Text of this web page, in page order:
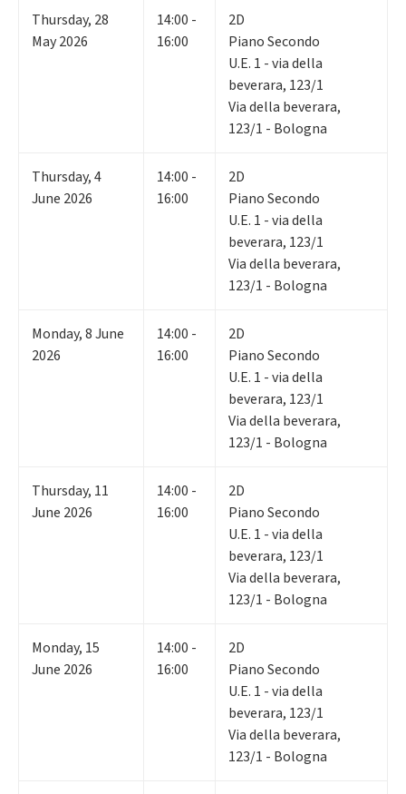
Thursday, 28
May 2026
14:00 -
16:00
2D
Piano Secondo
U.E. 1 - via della
beverara, 123/1
Via della beverara,
123/1 - Bologna
Thursday,4
June 2026
14:00 -
16:00
2D
Piano Secondo
U.E. 1 - via della
beverara, 123/1
Via della beverara,
123/1 - Bologna
Monday,8June
2026
14:00 -
16:00
2D
Piano Secondo
U.E. 1 - via della
beverara, 123/1
Via della beverara,
123/1 - Bologna
Thursday, 11
June 2026
14:00 -
16:00
2D
Piano Secondo
U.E. 1 - via della
beverara, 123/1
Via della beverara,
123/1 - Bologna
Monday, 15
June 2026
14:00 -
16:00
2D
Piano Secondo
U.E. 1 - via della
beverara, 123/1
Via della beverara,
123/1 - Bologna